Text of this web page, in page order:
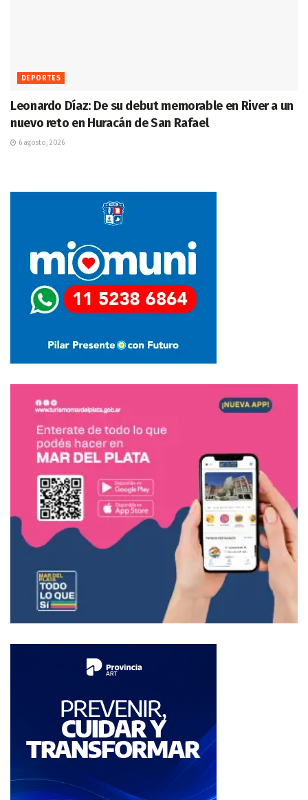
DEPORTES
Leonardo Díaz: De su debut memorable en River a un
nuevo reto en Huracán de San Rafael
6 agosto, 2026